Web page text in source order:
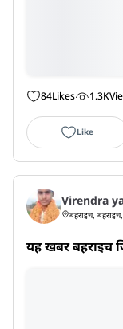
84Likes 1.3K
Like
Virendra
बहराइच,
यह खबर बहराइच